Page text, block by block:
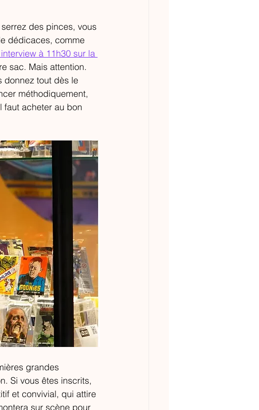
des pinces, vous
dédicaces, comme
à 11h30 sur la
sac. Mais attention.
donnez tout dès le
méthodiquement,
acheter au bon
grandes
Si vous êtes inscrits,
et convivial, qui attire
sur scène pour